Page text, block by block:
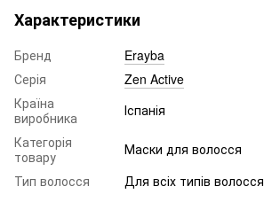
Характеристики
Бренд
Erayba
Серія
Zen Active
Країна
виробника
Іспанія
Категорія
товару
Маски для волосся
Тип волосся
Для всіх типів волосся